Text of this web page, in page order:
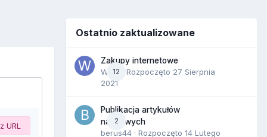
URL
Ostatnio zaktualizowane
12
Zakupy internetowe
Wula · Rozpoczęto 27 Sierpnia
2021
2
Publikacja artykułów
naukowych
berus44 · Rozpoczęto 14 Lutego